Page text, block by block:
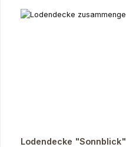
Lodendecke